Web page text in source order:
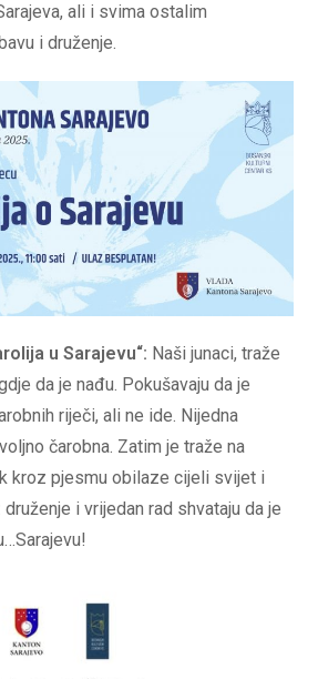
ali i svima ostalim
i druženje.
u Sarajevu“: Naši junaci, traže
da je nađu. Pokušavaju da je
riječi, ali ne ide. Nijedna
čarobna. Zatim je traže na
kroz pjesmu obilaze cijeli svijet i
i vrijedan rad shvataju da je